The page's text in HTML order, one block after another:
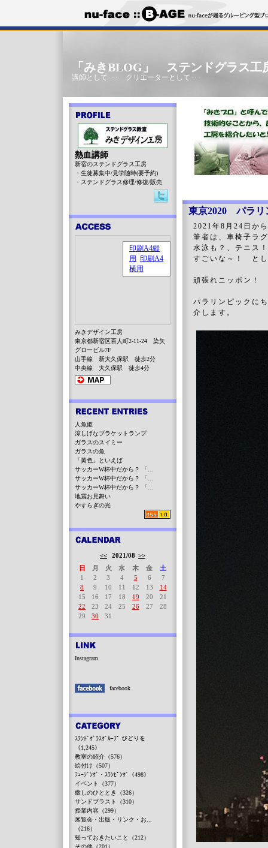
「みきBLOG」 ステンドグラス工
講師として･･･ クリエーターとして･･･
東京2020 パラリ
2021年8月24日か
筆者は、車椅子ラ
水泳も？、テニス
すごいな～！ と
頑張れニッポン！
パラリンピックに
介します。
熱血講師
新宿のステンドグラス工房
・生徒募集中/見学随時(要予約)
・ステンドグラス修理/修復/販売
みきデザイン工房
東京都新宿区百人町2-11-24 染矢
グロービル7F
山手線 新大久保駅 徒歩2分
中央線 大久保駅 徒歩4分
人魚姫
涼しげなブラケットランプ
ガラスのスイミー
ガラスの魚
「黄色」といえば
サッカーW杯中だから？ 「...
サッカーW杯中だから？ 「...
サッカーW杯中だから？ 「...
地震お見舞い
やすらぎの光
<< 2021/08 >>
日
月 火 水 木 金
土
1
2 3 4 5 6
7
8
9 10 11 12 13
14
15
16 17 18 19 20
21
22
23 24 25 26 27
28
29
30 31
Instagram
facebook
ｽﾃﾝﾄﾞｸﾞﾗｽｸﾞﾙｰﾌﾟ びどりを
（1,245）
教室の紹介（576）
絵付け（507）
ﾌｭｰｼﾞﾝｸﾞ・ｽﾗﾝﾋﾟﾝｸﾞ（498）
イベント（377）
癒しのひととき（326）
サンドブラスト（310）
授業内容（299）
展覧会・出版・リンク・お...
（216）
知っておきたいこと（212）
その他（201）